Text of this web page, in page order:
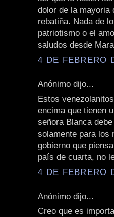
dolor de la mayoria
rebatiña. Nada de
patriotismo o el
saludos desde
4 DE FEBRERO
Anónimo dijo...
Estos
encima que tienen
señora Blanca
solamente para los
gobierno que
país de cuarta, no
4 DE FEBRERO
Anónimo dijo...
Creo que es